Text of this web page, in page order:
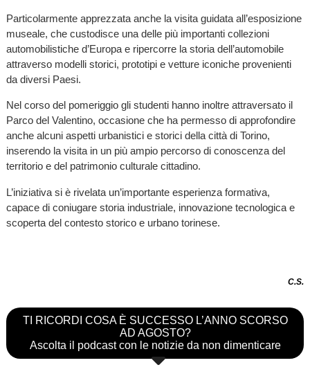
Particolarmente apprezzata anche la visita guidata all’esposizione
museale, che custodisce una delle più importanti collezioni
automobilistiche d’Europa e ripercorre la storia dell’automobile
attraverso modelli storici, prototipi e vetture iconiche provenienti
da diversi Paesi.
Nel corso del pomeriggio gli studenti hanno inoltre attraversato il
Parco del Valentino, occasione che ha permesso di approfondire
anche alcuni aspetti urbanistici e storici della città di Torino,
inserendo la visita in un più ampio percorso di conoscenza del
territorio e del patrimonio culturale cittadino.
L’iniziativa si è rivelata un’importante esperienza formativa,
capace di coniugare storia industriale, innovazione tecnologica e
scoperta del contesto storico e urbano torinese.
C.S.
TI RICORDI COSA È SUCCESSO L’ANNO SCORSO
AD AGOSTO?
Ascolta il podcast con le notizie da non dimenticare